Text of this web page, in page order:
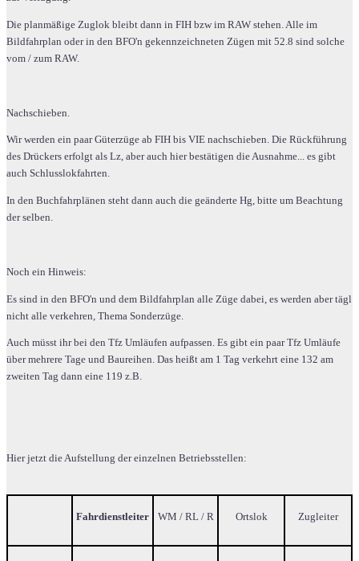
Die planmäßige Zuglok bleibt dann in FIH bzw im RAW stehen. Alle im
Bildfahrplan oder in den BFO'n gekennzeichneten Zügen mit 52.8 sind solche
vom / zum RAW.
Nachschieben.
Wir werden ein paar Güterzüge ab FIH bis VIE nachschieben. Die Rückführung
des Drückers erfolgt als Lz, aber auch hier bestätigen die Ausnahme... es gibt
auch Schlusslokfahrten.
In den Buchfahrplänen steht dann auch die geänderte Hg, bitte um Beachtung
der selben.
Noch ein Hinweis:
Es sind in den BFO'n und dem Bildfahrplan alle Züge dabei, es werden aber tägl
nicht alle verkehren, Thema Sonderzüge.
Auch müsst ihr bei den Tfz Umläufen aufpassen. Es gibt ein paar Tfz Umläufe
über mehrere Tage und Baureihen. Das heißt am 1 Tag verkehrt eine 132 am
zweiten Tag dann eine 119 z.B.
Hier jetzt die Aufstellung der einzelnen Betriebsstellen:
Fahrdienstleiter WM / RL / R Ortslok Zugleiter